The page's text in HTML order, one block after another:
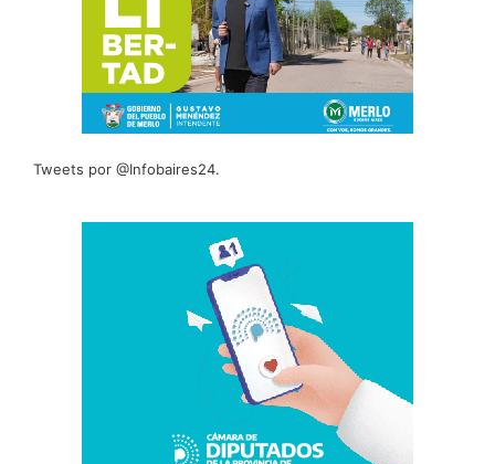
Tweets por @Infobaires24.